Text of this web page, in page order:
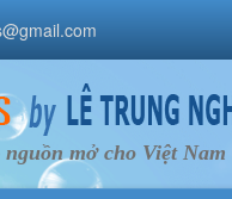
mở cho Việt Nam